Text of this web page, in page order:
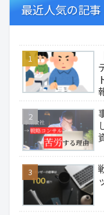
最近人気の記事